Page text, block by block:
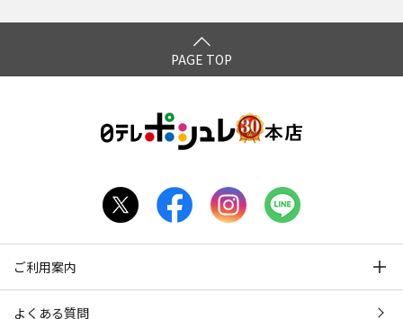
PAGE TOP
ご利用案内
よくある質問